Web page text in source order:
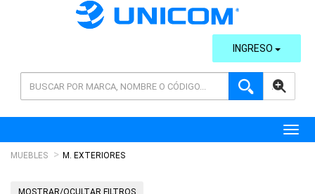
AVANZADA
INGRESO
MUEBLES M. EXTERIORES